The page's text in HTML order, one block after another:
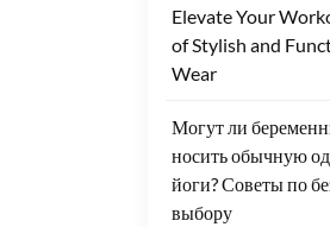
Elevate Your
of Stylish and
Wear
Могут ли
носить обычную
йоги? Советы по
выбору